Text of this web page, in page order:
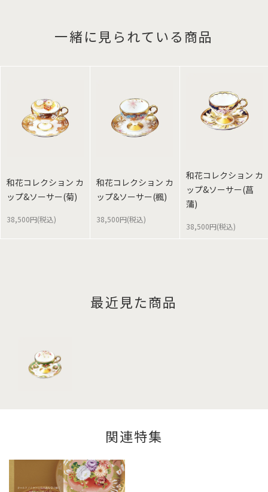
一緒に見られている商品
和花コレクション カ
ップ&ソーサー(菊)
38,500円(税込)
和花コレクション カ
ップ&ソーサー(楓)
38,500円(税込)
和花コレクション カ
ップ&ソーサー(菖
蒲)
38,500円(税込)
最近見た商品
関連特集